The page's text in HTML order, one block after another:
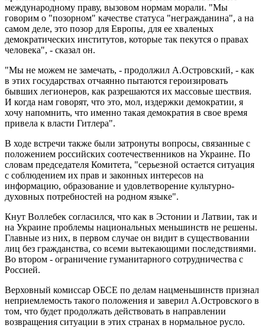
международному праву, вызовом нормам морали. "Мы
говорим о "позорном" качестве статуса "негражданина", а на
самом деле, это позор для Европы, для ее хваленых
демократических институтов, которые так пекутся о правах
человека", - сказал он.
"Мы не можем не замечать, - продолжил А.Островский, - как
в этих государствах отчаянно пытаются героизировать
бывших легионеров, как разрешаются их массовые шествия.
И когда нам говорят, что это, мол, издержки демократии, я
хочу напомнить, что именно такая демократия в свое время
привела к власти Гитлера".
В ходе встречи также были затронуты вопросы, связанные с
положением российских соотечественников на Украине. По
словам председателя Комитета, "серьезной остается ситуация
с соблюдением их прав и законных интересов на
информацию, образование и удовлетворение культурно-
духовных потребностей на родном языке".
Кнут Воллебек согласился, что как в Эстонии и Латвии, так и
на Украине проблемы национальных меньшинств не решены.
Главные из них, в первом случае он видит в существовании
лиц без гражданства, со всеми вытекающими последствиями.
Во втором - ограничение гуманитарного сотрудничества с
Россией.
Верховный комиссар ОБСЕ по делам нацменьшинств признал
неприемлемость такого положения и заверил А.Островского в
том, что будет продолжать действовать в направлении
возвращения ситуации в этих странах в нормальное русло.